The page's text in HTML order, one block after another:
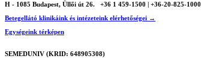
H - 1085 Budapest, Üllői út 26.
+36 1 459-1500 | +36-20-825-1000
Betegellátó klinikáink és intézeteink elérhetőségei →
Egységeink térképen
SEMEDUNIV (KRID: 648905308)